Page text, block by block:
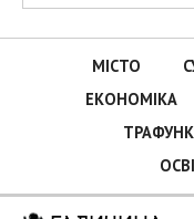
МІСТО
ЕКОНОМІКА